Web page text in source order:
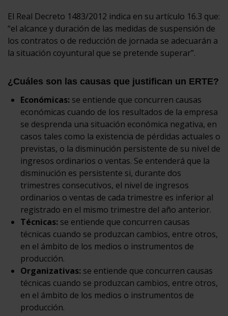
El Real Decreto 1483/2012 indica en su artículo 16.3 que:
“el alcance y duración de las medidas de suspensión de
los contratos o de reducción de jornada se adecuarán a
la situación coyuntural que se pretende superar”.
¿Cuáles son las causas que justifican un ERTE?
Económicas: se entiende que concurren causas
económicas cuando de los resultados de la empresa
se desprenda una situación económica negativa, en
casos tales como la existencia de pérdidas actuales o
previstas, o la disminución persistente de su nivel de
ingresos ordinarios o ventas. Se entenderá que la
disminución es persistente si, durante dos
trimestres consecutivos, el nivel de ingresos
ordinarios o ventas de cada trimestre es inferior al
registrado en el mismo trimestre del año anterior.
Técnicas: se entiende que concurren causas
técnicas cuando se produzcan cambios, entre otros,
en el ámbito de los medios o instrumentos de
producción.
Organizativas: se entiende que concurren causas
técnicas cuando se produzcan cambios, entre otros,
en el ámbito de los medios o instrumentos de
producción.